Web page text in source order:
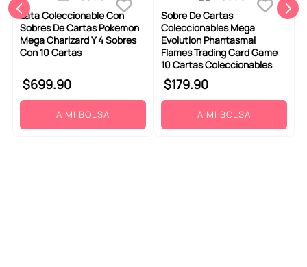
Lata Coleccionable Con
Sobres De Cartas Pokemon
Mega Charizard Y 4 Sobres
Con 10 Cartas
$699.90
A MI BOLSA
Sobre De Cartas
Coleccionables Mega
Evolution Phantasmal
Flames Trading Card Game
10 Cartas Coleccionables
$179.90
A MI BOLSA
8.
9.
chiikawas
10. toy story